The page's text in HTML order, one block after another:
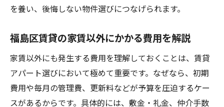
を養い、後悔しない物件選びにつなげられます。
福島区賃貸の家賃以外にかかる費用を解説
家賃以外にも発生する費用を理解しておくことは、賃貸
アパート選びにおいて極めて重要です。なぜなら、初期
費用や毎月の管理費、更新料などが予算を圧迫するケー
スがあるからです。具体的には、敷金・礼金、仲介手数